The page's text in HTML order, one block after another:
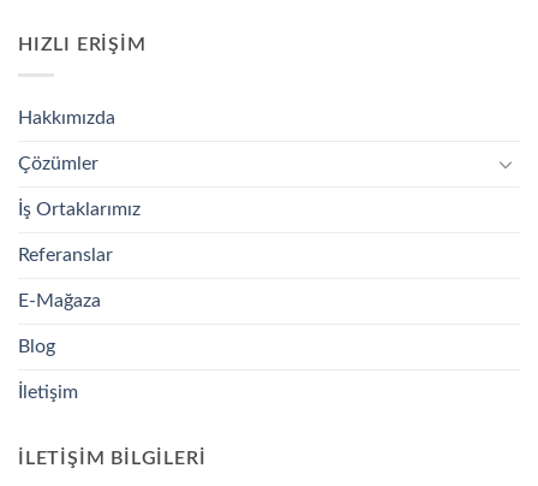
için
HIZLI ERIŞIM
Hakkımızda
Çözümler
İş Ortaklarımız
Referanslar
E-Mağaza
Blog
İletişim
İLETIŞIM BILGILERI